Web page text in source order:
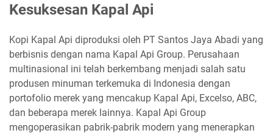
Kesuksesan Kapal Api
Kopi Kapal Api diproduksi oleh PT Santos Jaya Abadi yang
berbisnis dengan nama Kapal Api Group. Perusahaan
multinasional ini telah berkembang menjadi salah satu
produsen minuman terkemuka di Indonesia dengan
portofolio merek yang mencakup Kapal Api, Excelso, ABC,
dan beberapa merek lainnya. Kapal Api Group
mengoperasikan pabrik-pabrik modern yang menerapkan